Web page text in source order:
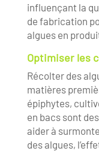
influençant la
de fabrication
algues en
Optimiser les
Récolter des
matières
épiphytes,
en bacs sont
aider à
des algues,